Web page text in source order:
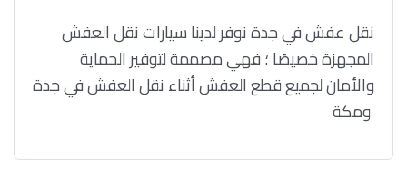
نقل عفش في جدة نوفر لدينا سيارات نقل العفش
المجهزة خصيصًا ؛ فهي مصممة لتوفير الحماية
والأمان لجميع قطع العفش أثناء نقل العفش في جدة